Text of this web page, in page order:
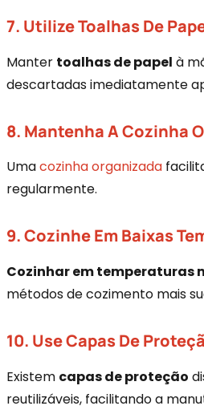
7. Utilize Toalhas De
Manter toalhas de papel à
descartadas imediatamente
8. Mantenha A Cozinha
Umacozinha organizada
regularmente.
9. Cozinhe Em Baixas
Cozinhar em temperaturas
métodos de cozimento mais
10. Use Capas De
Existem capas de proteção
reutilizáveis, facilitando a